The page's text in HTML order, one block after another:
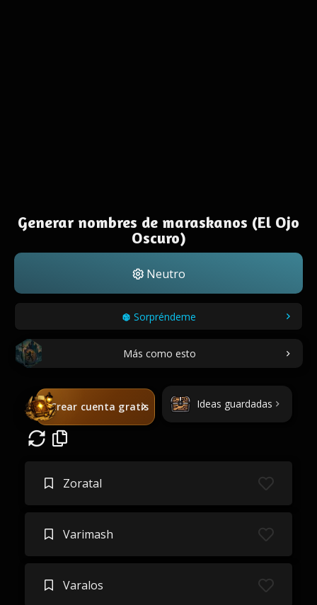
Generar nombres de maraskanos (El Ojo
Oscuro)
Neutro
Sorpréndeme
Más como esto
Crear cuenta gratis Ideas guardadas
Zoratal
Varimash
Varalos